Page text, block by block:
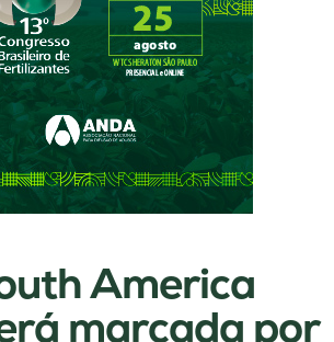
America
marcada por